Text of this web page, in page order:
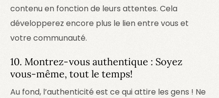
contenu en fonction de leurs attentes. Cela
développerez encore plus le lien entre vous et
votre communauté.
10. Montrez-vous authentique : Soyez
vous-même, tout le temps!
Au fond, l’authenticité est ce qui attire les gens ! Ne